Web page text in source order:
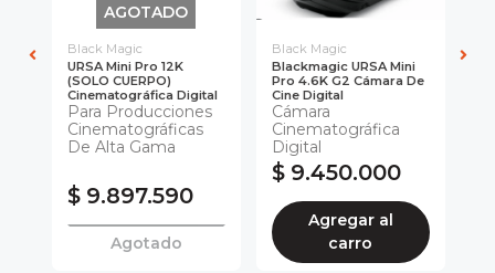
AGOTADO
Black Magic
URSA Mini Pro 12K
(SOLO CUERPO)
Cinematográfica Digital
Para Producciones
Cinematográficas
De Alta Gama
$ 9.897.590
Agotado
Black Magic
Blackmagic URSA Mini
Pro 4.6K G2 Cámara De
Cine Digital
Cámara
Cinematográfica
Digital
$ 9.450.000
Agregar al
carro